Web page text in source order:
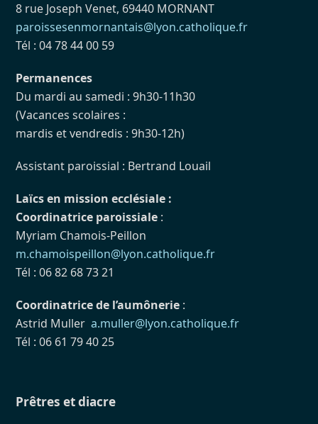
8 rue Joseph Venet, 69440 MORNANT
paroissesenmornantais@lyon.catholique.fr
Tél : 04 78 44 00 59
Permanences
Du mardi au samedi : 9h30-11h30
(Vacances scolaires :
mardis et vendredis : 9h30-12h)
Assistant paroissial : Bertrand Louail
Laïcs en mission ecclésiale :
Coordinatrice paroissiale :
Myriam Chamois-Peillon
m.chamoispeillon@lyon.catholique.fr
Tél : 06 82 68 73 21
Coordinatrice de l’aumônerie :
Astrid Mullera.muller@lyon.catholique.fr
Tél : 06 61 79 40 25
Prêtres et diacre